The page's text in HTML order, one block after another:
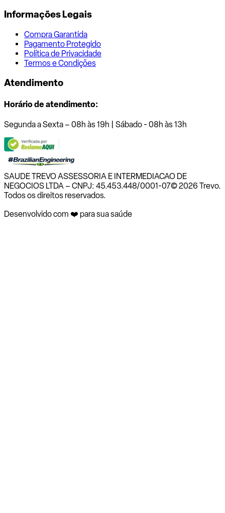
Informações Legais
Compra Garantida
Pagamento Protegido
Política de Privacidade
Termos e Condições
Atendimento
Horário de atendimento:
Segunda a Sexta – 08h às 19h | Sábado - 08h às 13h
SAUDE TREVO ASSESSORIA E INTERMEDIACAO DE
NEGOCIOS LTDA – CNPJ: 45.453.448/0001-07© 2026 Trevo.
Todos os direitos reservados.
Desenvolvido com ❤️ para sua saúde